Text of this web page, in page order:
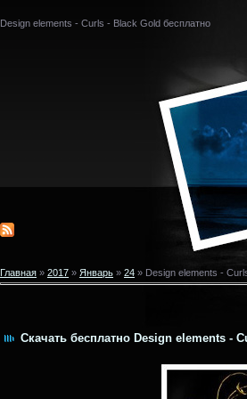
Design elements - Curls - Black Gold бесплатно
Главная » 2017 » Январь » 24 » Design elements -
Скачать бесплатно Design elements -